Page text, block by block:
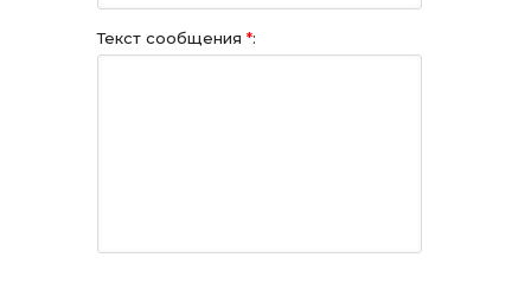
Текст сообщения *: